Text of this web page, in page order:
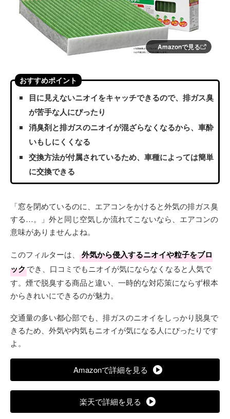
Amazonで見る
おすすめポイント
目に見えないニオイをキャッチできるので、排ガス臭
が苦手な人にぴったり
消臭剤と排ガスのニオイが混ざらなくなるから、車酔
いもしにくくなる
交換方法が付属されているため、車種によっては簡単
に交換できる
「窓を閉めているのに、エアコンをかけると外気の排ガス臭
する…。」外と同じ空気しか流れてこないなら、エアコンの
意味がありませんよね。
このフィルターは、
外気から侵入するニオイや粒子をブロ
ックでき、口コミでもニオイが気にならなくなると人気で
す。煙で脱臭する商品と違い、一時的な対応策にならず根本
からきれいにできるのが魅力。
交通量の多い都心部でも、排ガスのニオイをしっかり脱臭で
きるため、外気や内気もニオイが気になる人にぴったりです
よ。
Amazonで詳細を見る
楽天で詳細を見る